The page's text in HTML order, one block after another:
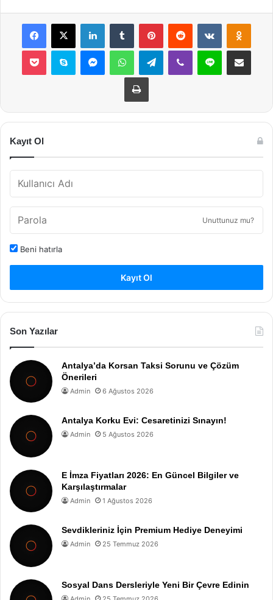
Facebook
X LinkedInTumblr PinterestReddit VKontakte
Pocket Skype MessengerWhatsAppTelegramViber Line E-Posta ile
Yazdır
Kayıt Ol
Unuttunuz mu?
Beni hatırla
Kayıt Ol
Son Yazılar
Antalya’da Korsan Taksi Sorunu ve Çözüm
Önerileri
Admin 6 Ağustos 2026
Antalya Korku Evi: Cesaretinizi Sınayın!
Admin 5 Ağustos 2026
E İmza Fiyatları 2026: En Güncel Bilgiler ve
Karşılaştırmalar
Admin 1 Ağustos 2026
Sevdikleriniz İçin Premium Hediye Deneyimi
Admin 25 Temmuz 2026
Sosyal Dans Dersleriyle Yeni Bir Çevre Edinin